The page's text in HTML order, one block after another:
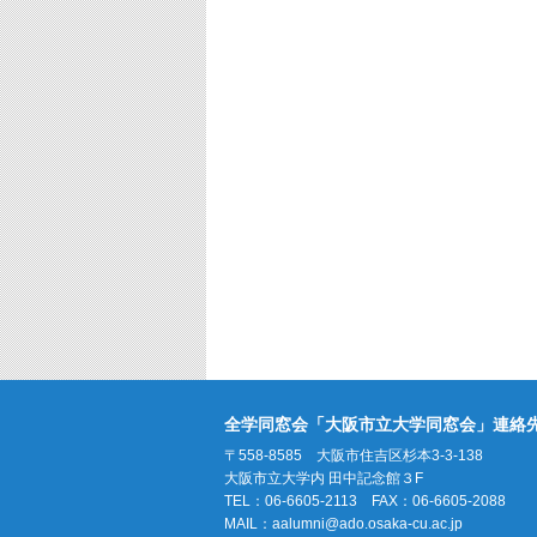
全学同窓会「大阪市立大学同窓会」連絡
〒558-8585 大阪市住吉区杉本3-3-138
大阪市立大学内 田中記念館３F
TEL：06-6605-2113 FAX：06-6605-2088
MAIL： aalumni@ado.osaka-cu.ac.jp